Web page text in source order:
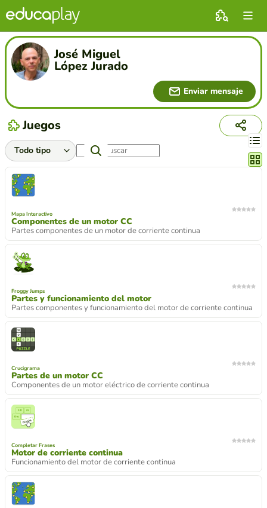
José Miguel
López Jurado
Enviar mensaje
Juegos
Mapa Interactivo
Componentes de un motor CC
Partes componentes de un motor de corriente continua
Froggy Jumps
Partes y funcionamiento del motor
Partes componentes y funcionamiento del motor de corriente continua
Crucigrama
Partes de un motor CC
Componentes de un motor eléctrico de corriente continua
Completar Frases
Motor de corriente continua
Funcionamiento del motor de corriente continua